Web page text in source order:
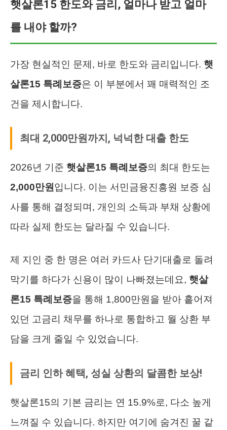
햇살론15 한도와 금리, 얼마나 받고 얼마
를 내야 할까?
가장 현실적인 문제, 바로 한도와 금리입니다. 햇
살론15 특례보증은 이 부분에서 꽤 매력적인 조
건을 제시합니다.
최대 2,000만원까지, 넉넉한 대출 한도
2026년 기준 햇살론15 특례보증의 최대 한도는
2,000만원 입니다. 이는 서민금융진흥원 보증 심
사를 통해 결정되며, 개인의 소득과 부채 상황에
따라 실제 한도는 달라질 수 있습니다.
제 지인 중 한 명은 여러 카드사 단기대출로 돌려
막기를 하다가 신용이 많이 나빠졌는데요, 햇살
론15 특례보증을 통해 1,800만원을 받아 흩어져
있던 고금리 채무를 하나로 통합하고 월 상환 부
담을 크게 줄일 수 있었습니다.
금리 인하 혜택, 성실 상환의 달콤한 보상!
햇살론15의 기본 금리는 연 15.9%로, 다소 높게
느껴질 수 있습니다. 하지만 여기에 숨겨진 꿀 같